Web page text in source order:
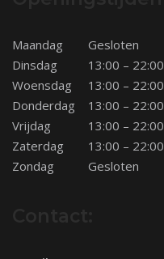
Maandag
Gesloten
Dinsdag
13:00 – 22:00
Woensdag
13:00 – 22:00
Donderdag
13:00 – 22:00
Vrijdag
13:00 – 22:00
Zaterdag
13:00 – 22:00
Zondag
Gesloten